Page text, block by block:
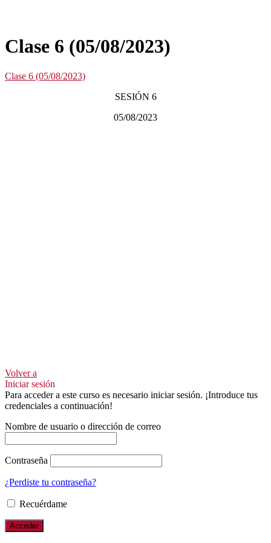
Clase 6 (05/08/2023)
Clase 6 (05/08/2023)
SESIÓN 6
05/08/2023
Volver a
Iniciar sesión
Para acceder a este curso es necesario iniciar sesión. ¡Introduce tus
credenciales a continuación!
Nombre de usuario o dirección de correo
Contraseña
¿Perdiste tu contraseña?
Recuérdame